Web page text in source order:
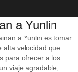
a Yunlin
a Yunlin es tomar
alta velocidad que
para ofrecer a los
viaje agradable,